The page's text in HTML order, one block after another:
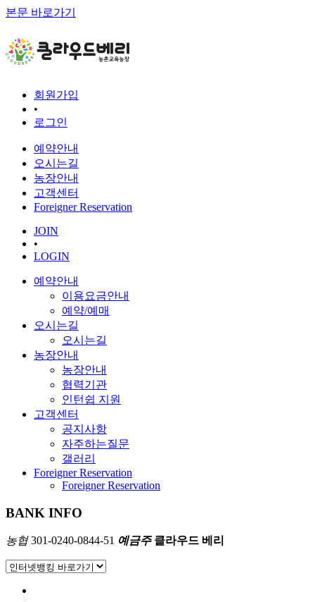
본문 바로가기
회원가입
•
로그인
예약안내
오시는길
농장안내
고객센터
Foreigner Reservation
JOIN
•
LOGIN
예약안내
이용요금안내
예약/예매
오시는길
오시는길
농장안내
농장안내
협력기관
인턴쉽 지원
고객센터
공지사항
자주하는질문
갤러리
Foreigner Reservation
Foreigner Reservation
BANK INFO
농협301-0240-0844-51 예금주클라우드 베리